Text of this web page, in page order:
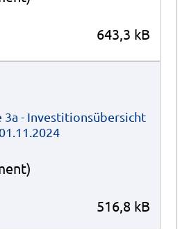
643,3 kB
3a - Investitionsübersicht
516,8 kB